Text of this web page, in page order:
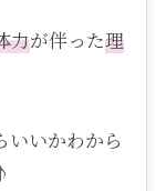
力が伴った理
いいかわから